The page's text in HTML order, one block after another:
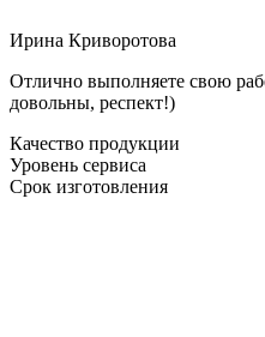
Ирина Криворотова
Отлично выполняете свою
довольны, респект!)
Качество продукции
Уровень сервиса
Срок изготовления